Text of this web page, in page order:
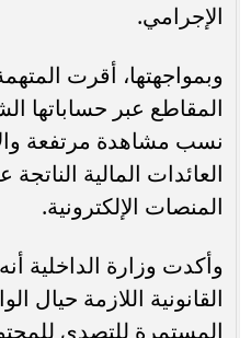
الإجرامي.
وبمواجهتها، أقرت
المقاطع عبر حساباتها
نسب مشاهدة مرتفعة
العائدات المالية
المنصات الإلكترونية.
وأكدت وزارة الداخلية
القانونية اللازمة حيال
المستمرة للتصدي